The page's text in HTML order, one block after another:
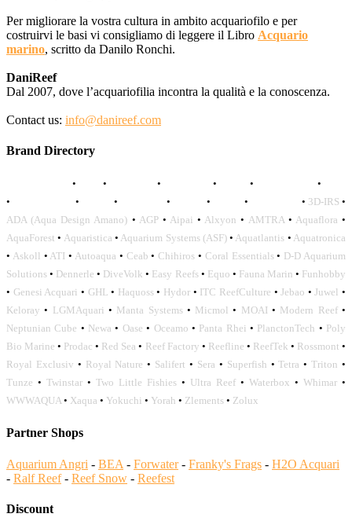
Per migliorare la vostra cultura in ambito acquariofilo e per
costruirvi le basi vi consigliamo di leggere il Libro Acquario
marino, scritto da Danilo Ronchi.
DaniReef
Dal 2007, dove l’acquariofilia incontra la qualità e la conoscenza.
Contact us: info@danireef.com
Brand Directory
• • • • • •
•
• • • • • • 3D-IRS •
ADA (Aqua Design Amano) • AGP• Aipai • Alxyon • AMTRA• Aquaflora •
AquaForest • Aquaristica • Aquarium Systems (ASF)• Aquatlantis • Aquatronica
• Askoll • ATI • Autoaqua • Ceab • Chihiros • Coral Essentials• D-D Aquarium
Solutions • Dennerle • DiveVolk • Easy Reefs• Equo • Fauna Marin • Funhobby
• Genesi Acquari • GHL • Haquoss• Hydor • ITC ReefCulture •Jebao •Juwel •
Keloray • LGMAquari • Manta Systems• Micmol • MOAI • Modern Reef•
Neptunian Cube • Newa • Oase • Oceamo • Panta Rhei • PlanctonTech • Poly
Bio Marine • Prodac • Red Sea • Reef Factory • Reefline • ReefTek • Rossmont •
Royal Exclusiv • Royal Nature • Salifert • Sera • Superfish •Tetra •Triton •
Tunze • Twinstar • Two Little Fishies • Ultra Reef • Waterbox • Whimar •
WWWAQUA• Xaqua • Yokuchi • Yorah • Zlements • Zolux
Partner Shops
Aquarium Angri - BEA - Forwater- Franky's Frags - H2O Acquari
- Ralf Reef- Reef Snow - Reefest
Discount